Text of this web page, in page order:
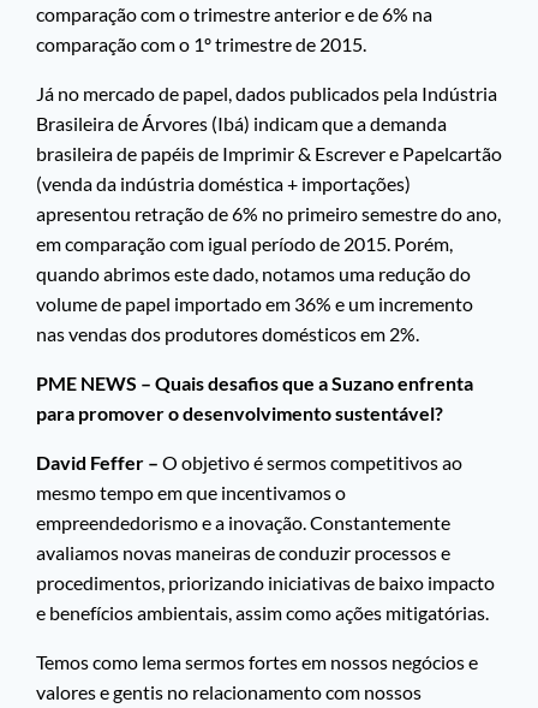
comparação com o trimestre anterior e de 6% na
comparação com o 1º trimestre de 2015.
Já no mercado de papel, dados publicados pela Indústria
Brasileira de Árvores (Ibá) indicam que a demanda
brasileira de papéis de Imprimir & Escrever e Papelcartão
(venda da indústria doméstica + importações)
apresentou retração de 6% no primeiro semestre do ano,
em comparação com igual período de 2015. Porém,
quando abrimos este dado, notamos uma redução do
volume de papel importado em 36% e um incremento
nas vendas dos produtores domésticos em 2%.
PME NEWS – Quais desafios que a Suzano enfrenta
para promover o desenvolvimento sustentável?
David Feffer – O objetivo é sermos competitivos ao
mesmo tempo em que incentivamos o
empreendedorismo e a inovação. Constantemente
avaliamos novas maneiras de conduzir processos e
procedimentos, priorizando iniciativas de baixo impacto
e benefícios ambientais, assim como ações mitigatórias.
Temos como lema sermos fortes em nossos negócios e
valores e gentis no relacionamento com nossos